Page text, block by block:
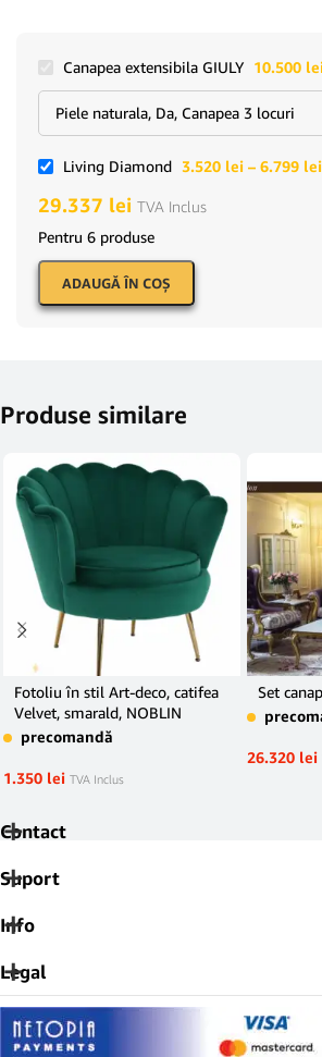
Canapea extensibila GIULY 10.500
Living Diamond 3.520 lei – 6.799 lei
29.337 lei TVA Inclus
Pentru 6 produse
ADAUGĂ ÎN COŞ
Produse similare
Fotoliu în stil Art-deco, catifea
Velvet, smarald, NOBLIN
precomandă
1.350 lei TVA Inclus
Set
26.320 lei
Contact
Suport
Info
Legal